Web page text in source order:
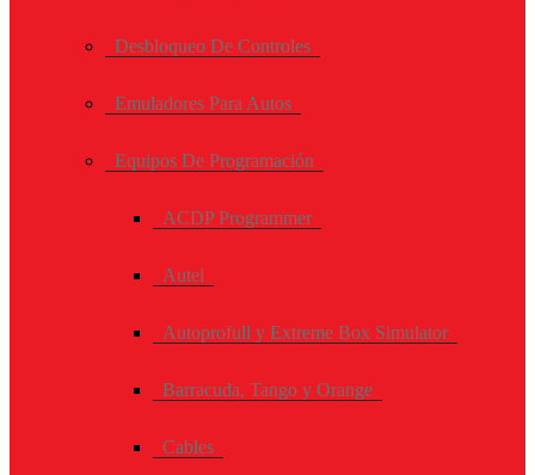
Desbloqueo De Controles
Emuladores Para Autos
Equipos De Programación
ACDP Programmer
Autel
Autoprofull y Extreme Box Simulator
Barracuda, Tango y Orange
Cables